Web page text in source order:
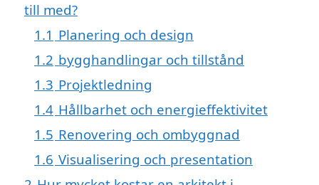
till med?
1.1 Planering och design
1.2 bygghandlingar och tillstånd
1.3 Projektledning
1.4 Hållbarhet och energieffektivitet
1.5 Renovering och ombyggnad
1.6 Visualisering och presentation